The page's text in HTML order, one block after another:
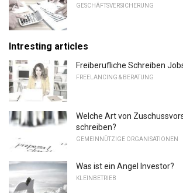
GESCHÄFTSVERSICHERUNG
Intresting articles
Freiberufliche Schreiben
FREELANCING & BERATUNG
Welche Art von
schreiben?
GEMEINNÜTZIGE ORGANISATIONEN
Was ist ein Angel Investor?
KLEINBETRIEB